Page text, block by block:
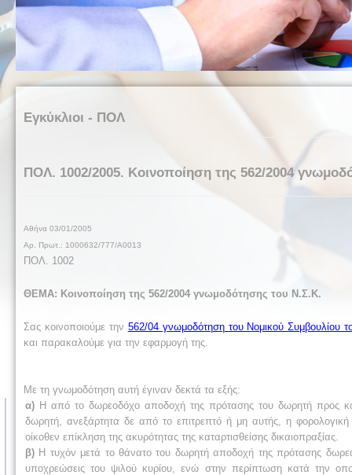
Εγκύκλιοι - ΠΟΛ
ΠΟΛ. 1002/2005. Κοινοποίηση της 562/2004
Αθήνα 03/01/2005
Αρ. Πρωτ.: 1000632/777/Α0013
ΠΟΛ. 1 002
ΘΕΜΑ: Κοινοποίηση της 562/2004 γνωμοδότησης του Ν.Σ.Κ.
Σας κοινοποιούμε την 562/04 γνωμοδότηση του Νομικού Συμβουλίου
και παρακαλούμε για την εφαρμογή της.
Με τη γνωμοδότηση αυτή έγιναν δεκτά τα εξής:
α) Η από το δωρεοδόχο αποδοχή της πρότασης του δωρητή προς
δωρητή, ανεξάρτητα δε από το επιτρεπτό ή μη αυτής, η
οίκοθεν επίκληση της ακυρότητας της καταρτισθείσης δικαιοπραξίας.
β) Η τυχόν μετά το θάνατο του δωρητή αποδοχή της πρότασης
υποχρεώσεις του ψιλού κυρίου, ενώ στην περίπτωση κατά την